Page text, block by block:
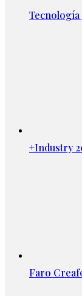
Tecnología
+Industry
Faro